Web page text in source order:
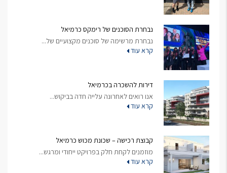
נבחרת הסוכנים של רימקס כרמיאל
נבחרת מרשימה של סוכנים מקצועיים של...
קרא עוד
דירות להשכרה בכרמיאל
אנו רואים לאחרונה עלייה חדה בביקוש...
קרא עוד
קבוצת רכישה – שכונת מכוש כרמיאל
מוזמנים לקחת חלק בפרויקט ייחודי ומרגש...
קרא עוד